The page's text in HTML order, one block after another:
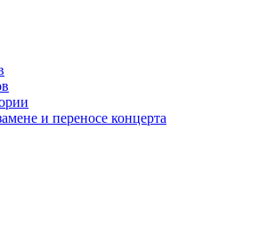
и переносе концерта